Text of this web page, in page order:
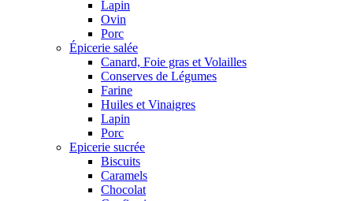
Lapin
Ovin
Porc
Épicerie salée
Canard, Foie gras et Volailles
Conserves de Légumes
Farine
Huiles et Vinaigres
Lapin
Porc
Epicerie sucrée
Biscuits
Caramels
Chocolat